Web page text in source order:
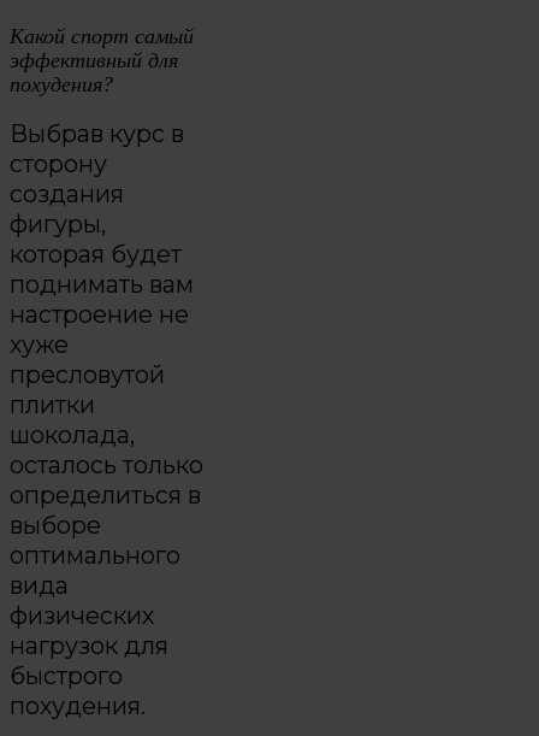
Какой спорт самый
эффективный для
похудения?
Выбрав курс в
сторону
создания
фигуры,
которая будет
поднимать вам
настроение не
хуже
пресловутой
плитки
шоколада,
осталось только
определиться в
выборе
оптимального
вида
физических
нагрузок для
быстрого
похудения.